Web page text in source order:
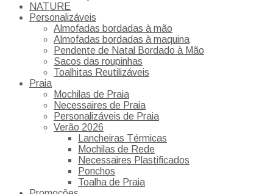
NATURE
Personalizáveis
Almofadas bordadas à mão
Almofadas bordadas à maquina
Pendente de Natal Bordado à Mão
Sacos das roupinhas
Toalhitas Reutilizáveis
Praia
Mochilas de Praia
Necessaires de Praia
Personalizáveis de Praia
Verão 2026
Lancheiras Térmicas
Mochilas de Rede
Necessaires Plastificados
Ponchos
Toalha de Praia